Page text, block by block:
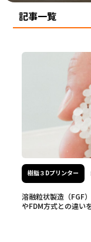
記事一覧
樹脂３Dプリンター
溶融粒状製造（FGF
やFDM方式との違い